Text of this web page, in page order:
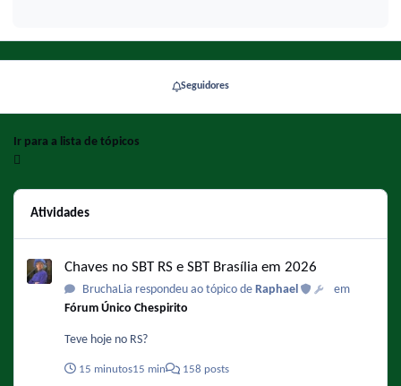
Seguidores
Ir para a lista de tópicos
Atividades
Chaves no SBT RS e SBT Brasília em 2026
BruchaLia respondeu ao tópico de Raphael
em
Fórum Único Chespirito
Teve hoje no RS?
15 minutos15 min 158 posts